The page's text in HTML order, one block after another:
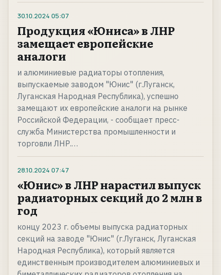
30.10.2024 05:07
Продукция «Юниса» в ЛНР
замещает европейские
аналоги
и алюминиевые радиаторы отопления,
выпускаемые заводом "Юнис" (г.Луганск,
Луганская Народная Республика), успешно
замещают их европейские аналоги на рынке
Российской Федерации, - сообщает пресс-
служба Министерства промышленности и
торговли ЛНР.…
28.10.2024 07:47
«Юнис» в ЛНР нарастил выпуск
радиаторных секций до 2 млн в
год
концу 2023 г. объемы выпуска радиаторных
секций на заводе "Юнис" (г.Луганск, Луганская
Народная Республика), который является
единственным производителем алюминиевых и